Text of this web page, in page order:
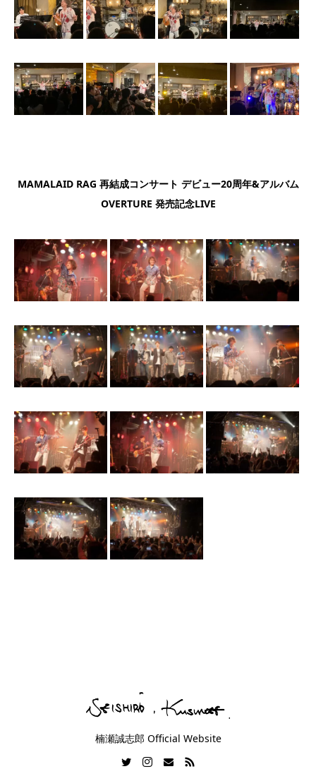
MAMALAID RAG 再結成コンサート デビュー20周年&アルバム
OVERTURE 発売記念LIVE
楠瀬誠志郎 Official Website